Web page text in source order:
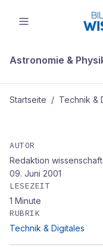
Astronomie &
Startseite / Technik &
Universität
sprechenden
Autopiloten
AUTOR
Redaktion
09. Juni 2001
LESEZEIT
1 Minute
RUBRIK
Technik & Digitales